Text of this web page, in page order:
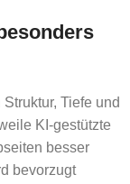
Tiefe und
KI-gestützte
besser
bevorzugt